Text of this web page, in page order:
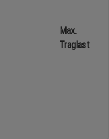
Max.
Traglast